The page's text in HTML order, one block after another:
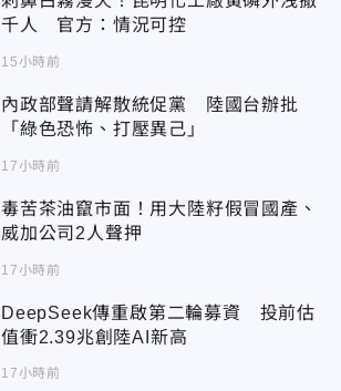
千人 官方：情況可控
15小時前
內政部聲請解散統促黨 陸國台辦批
「綠色恐怖、打壓異己」
17小時前
毒苦茶油竄市面！用大陸籽假冒國產、
威加公司2人聲押
17小時前
DeepSeek傳重啟第二輪募資 投前估
值衝2.39兆創陸AI新高
17小時前